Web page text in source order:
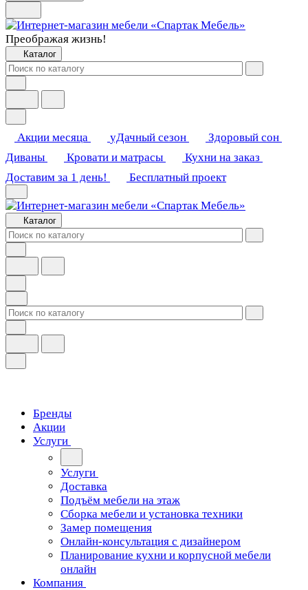
Преображая жизнь!
Каталог
Акции месяца уДачный сезон
Здоровый сон
Диваны
Кровати и матрасы
Кухни на заказ
Доставим за 1 день!
Бесплатный проект
Каталог
Бренды
Акции
Услуги
Услуги
Доставка
Подъём мебели на этаж
Сборка мебели и установка техники
Замер помещения
Онлайн-консультация с дизайнером
Планирование кухни и корпусной мебели
онлайн
Компания